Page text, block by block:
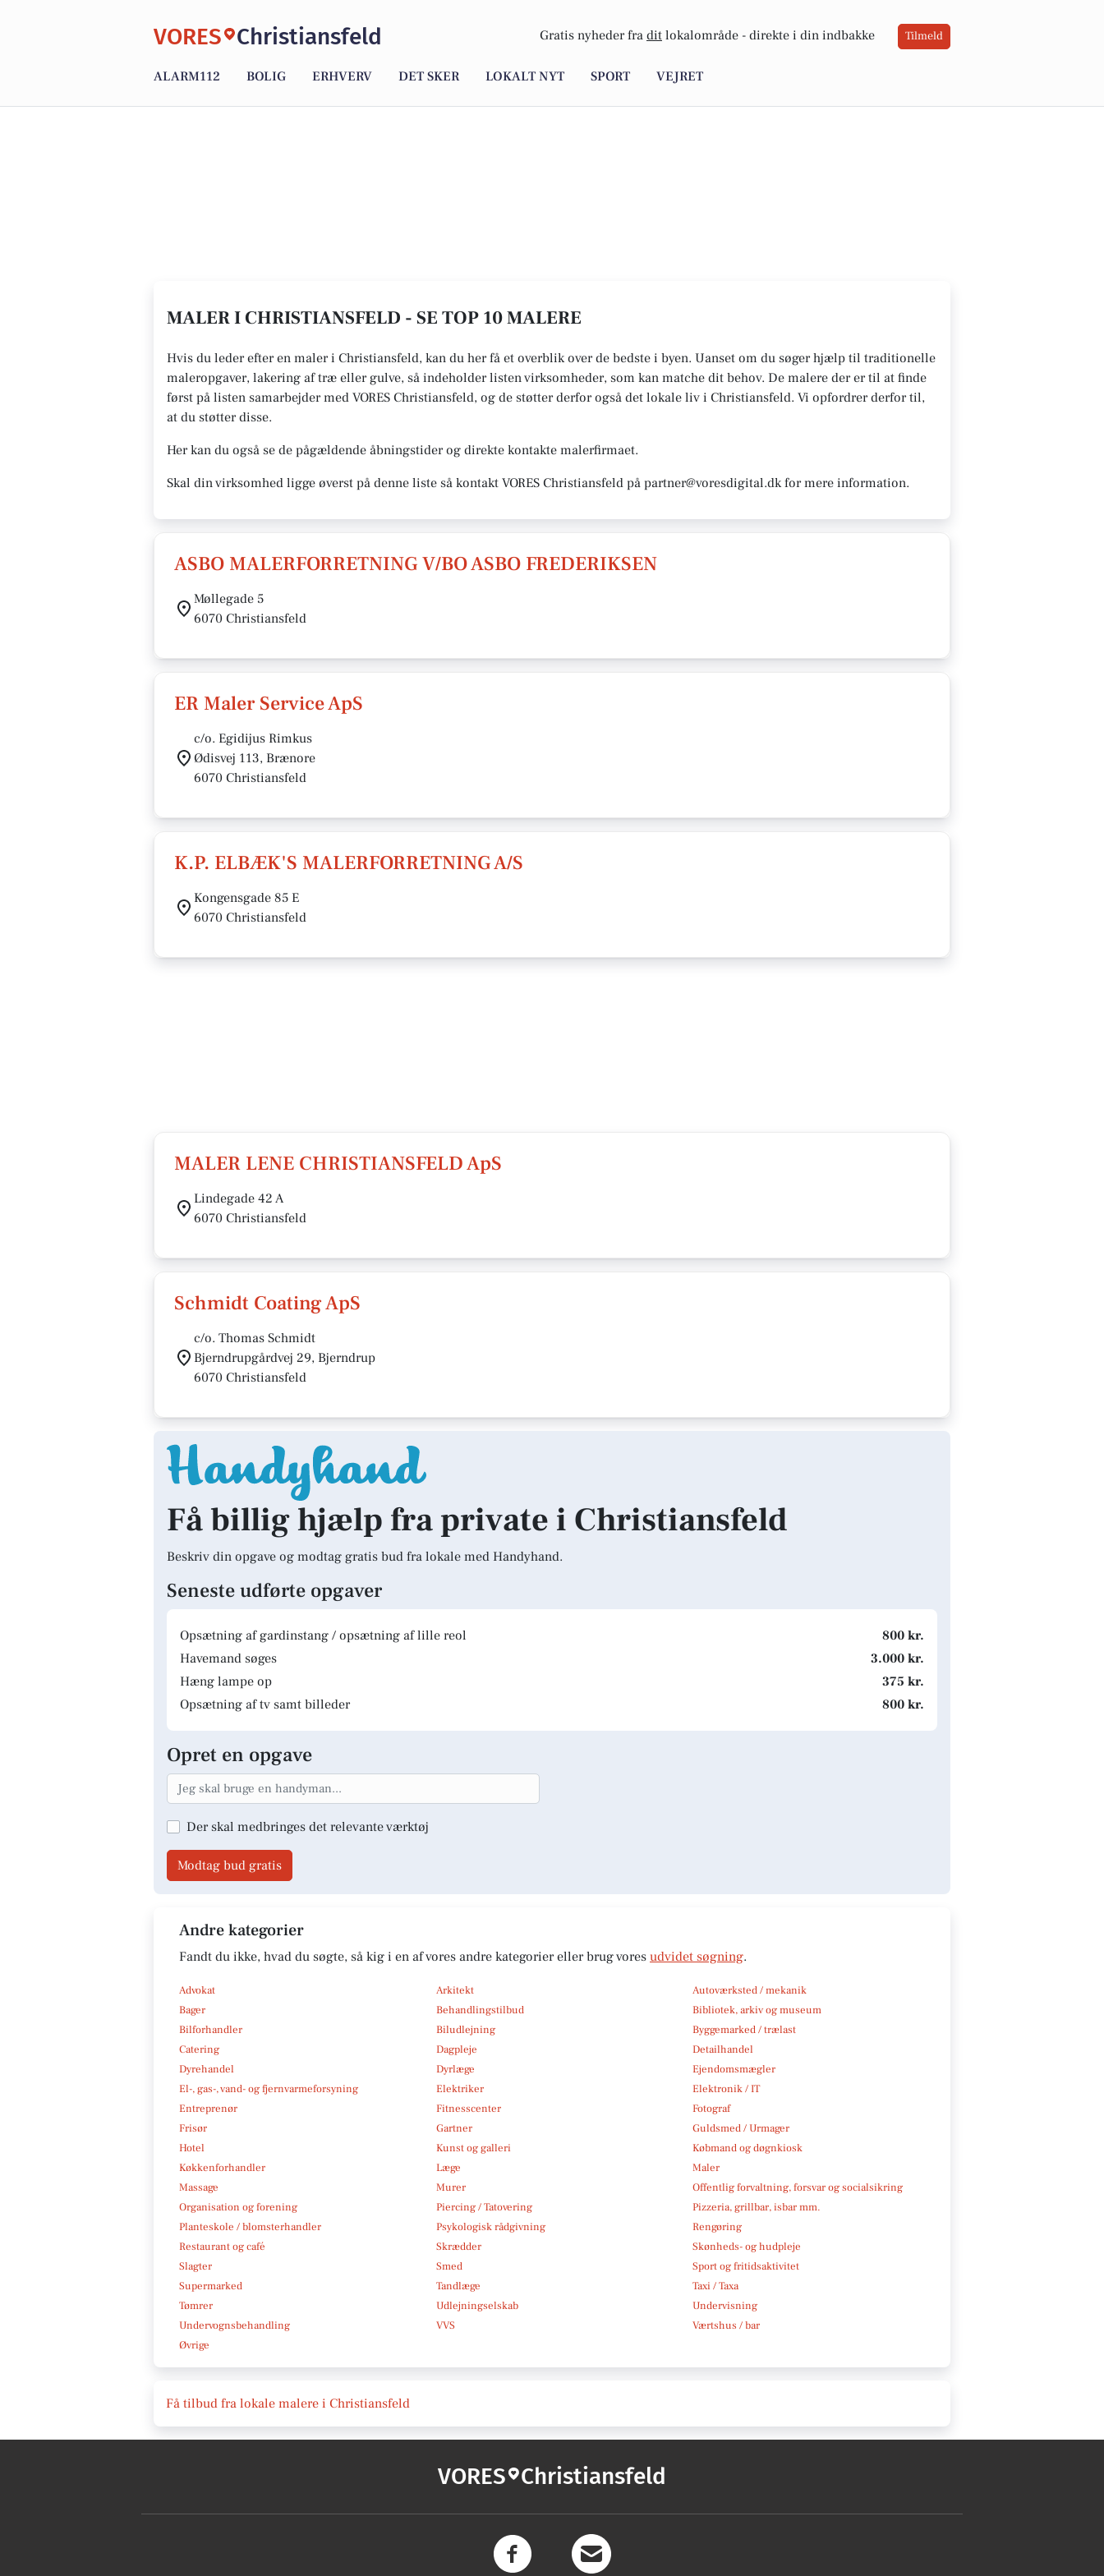
VORES Christiansfeld Gratis nyheder fra dit lokalområde - direkte i din indbakke Tilmeld
ALARM112 BOLIG ERHVERV DET SKER LOKALT NYT SPORT VEJRET
MALER I CHRISTIANSFELD - SE TOP 10 MALERE
Hvis du leder efter en maler i Christiansfeld, kan du her få et overblik over de bedste i byen. Uanset om du søger hjælp til traditionelle
maleropgaver, lakering af træ eller gulve, så indeholder listen virksomheder, som kan matche dit behov. De malere der er til at finde
først på listen samarbejder med VORES Christiansfeld, og de støtter derfor også det lokale liv i Christiansfeld. Vi opfordrer derfor til,
at du støtter disse.
Her kan du også se de pågældende åbningstider og direkte kontakte malerfirmaet.
Skal din virksomhed ligge øverst på denne liste så kontakt VORES Christiansfeld på partner@voresdigital.dk for mere information.
ASBO MALERFORRETNING V/BO ASBO FREDERIKSEN
Møllegade 5
6070 Christiansfeld
ER Maler Service ApS
c/o. Egidijus Rimkus
Ødisvej 113, Brænore
6070 Christiansfeld
K.P. ELBÆK'S MALERFORRETNING A/S
Kongensgade 85 E
6070 Christiansfeld
MALER LENE CHRISTIANSFELD ApS
Lindegade 42 A
6070 Christiansfeld
Schmidt Coating ApS
c/o. Thomas Schmidt
Bjerndrupgårdvej 29, Bjerndrup
6070 Christiansfeld
Få billig hjælp fra private i Christiansfeld
Beskriv din opgave og modtag gratis bud fra lokale med Handyhand.
Seneste udførte opgaver
Opsætning af gardinstang / opsætning af lille reol
800 kr.
Havemand søges
3.000 kr.
Hæng lampe op
375 kr.
Opsætning af tv samt billeder
800 kr.
Opret en opgave
Der skal medbringes det relevante værktøj
Modtag bud gratis
Andre kategorier
Fandt du ikke, hvad du søgte, så kig i en af vores andre kategorier eller brug vores udvidet søgning.
Advokat Arkitekt
Autoværksted / mekanik
Bager
Behandlingstilbud
Bibliotek, arkiv og museum
Bilforhandler
Biludlejning
Byggemarked / trælast
Catering
Dagpleje
Detailhandel
Dyrehandel
Dyrlæge
Ejendomsmægler
El-, gas-, vand- og fjernvarmeforsyning
Elektriker
Elektronik / IT
Entreprenør
Fitnesscenter
Fotograf
Frisør
Gartner
Guldsmed / Urmager
Hotel
Kunst og galleri
Købmand og døgnkiosk
Køkkenforhandler
Læge
Maler
Massage
Murer
Offentlig forvaltning, forsvar og socialsikring
Organisation og forening
Piercing / Tatovering
Pizzeria, grillbar, isbar mm.
Planteskole / blomsterhandler
Psykologisk rådgivning
Rengøring
Restaurant og café
Skrædder
Skønheds- og hudpleje
Slagter
Smed
Sport og fritidsaktivitet
Supermarked
Tandlæge
Taxi / Taxa
Tømrer
Udlejningselskab
Undervisning
Undervognsbehandling
VVS
Værtshus / bar
Øvrige
Få tilbud fra lokale malere i Christiansfeld
VORES Christiansfeld